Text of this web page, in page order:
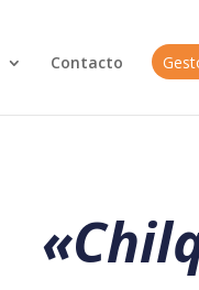
Contacto
«